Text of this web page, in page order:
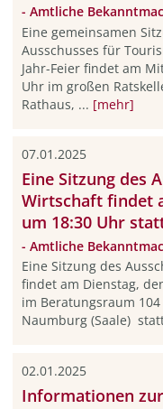
- Amtliche
Eine gemeinsamen
Ausschusses für
Jahr-Feier findet am
Uhr im großen
Rathaus, ... [mehr]
07.01.2025
Eine Sitzung des
Wirtschaft findet
um 18:30 Uhr
- Amtliche
Eine Sitzung des
findet am Dienstag,
im Beratungsraum
Naumburg (Saale)
02.01.2025
Informationen